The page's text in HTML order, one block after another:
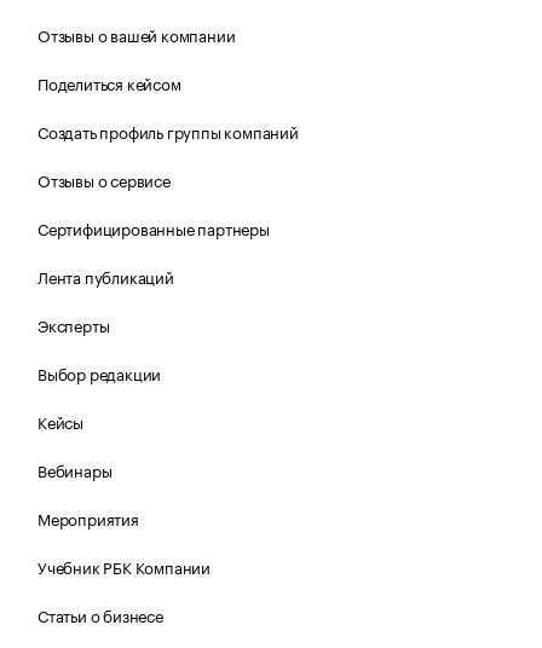
Отзывы о вашей компании
Поделиться кейсом
Создать профиль группы компаний
Отзывы о сервисе
Сертифицированные партнеры
Лента публикаций
Эксперты
Выбор редакции
Кейсы
Вебинары
Мероприятия
Учебник РБК Компании
Статьи о бизнесе